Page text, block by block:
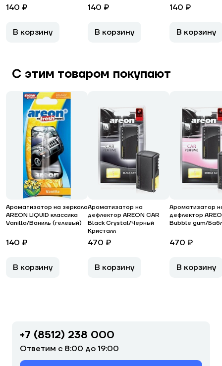
140 ₽
В корзину
140 ₽
В корзину
140 ₽
В корзину
С этим товаром покупают
Ароматизатор на зеркало
AREON LIQUID классика
Vanilla/Ваниль (гелевый)
140 ₽
В корзину
Ароматизатор на
дефлектор AREON CAR
Black Crystal/Черный
Кристалл
470 ₽
В корзину
Ароматизатор
дефлектор
Bubble gum/
470 ₽
В корзину
+7 (8512) 238 000
Ответим с 8:00 до 19:00